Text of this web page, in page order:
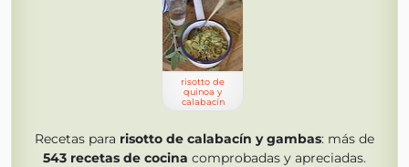
risotto de
quinoa y
calabacín
Recetas para risotto de calabacín y gambas: más de
543 recetas de cocina comprobadas y apreciadas.